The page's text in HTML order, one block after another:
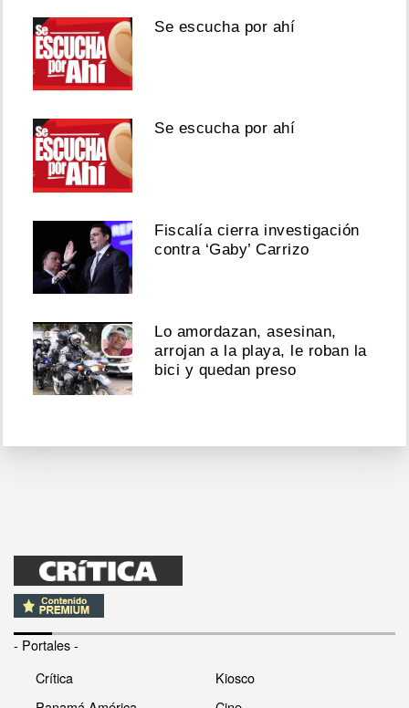
Se escucha por ahí
Se escucha por ahí
Fiscalía cierra investigación
contra ‘Gaby’ Carrizo
Lo amordazan, asesinan,
arrojan a la playa, le roban la
bici y quedan preso
- Portales -
Crítica
Kiosco